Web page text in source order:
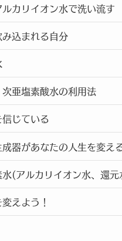
カリイオン水で洗い流す
込まれる自分
亜塩素酸水の利用法
じている
器があなたの人生を変え
水(アルカリイオン水、還
えよう！